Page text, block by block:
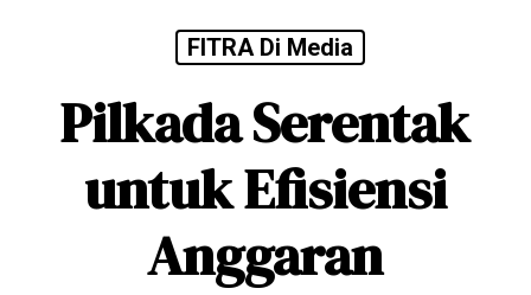
FITRA Di Media
Pilkada Serentak
untuk Efisiensi
Anggaran